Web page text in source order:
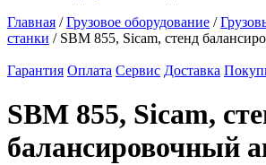
Главная /Грузовое оборудование /
станки / SBM 855, Sicam, стенд
Гарантия Оплата Сервис Доставка
SBM 855, Sicam,
балансировочный